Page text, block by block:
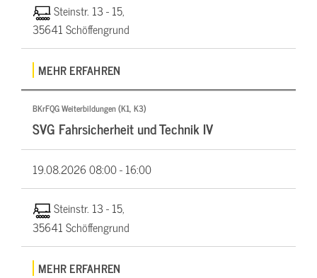
Steinstr. 13 - 15,
35641 Schöffengrund
MEHR ERFAHREN
BKrFQG Weiterbildungen (K1, K3)
SVG Fahrsicherheit und Technik IV
19.08.202608:00 - 16:00
Steinstr. 13 - 15,
35641 Schöffengrund
MEHR ERFAHREN